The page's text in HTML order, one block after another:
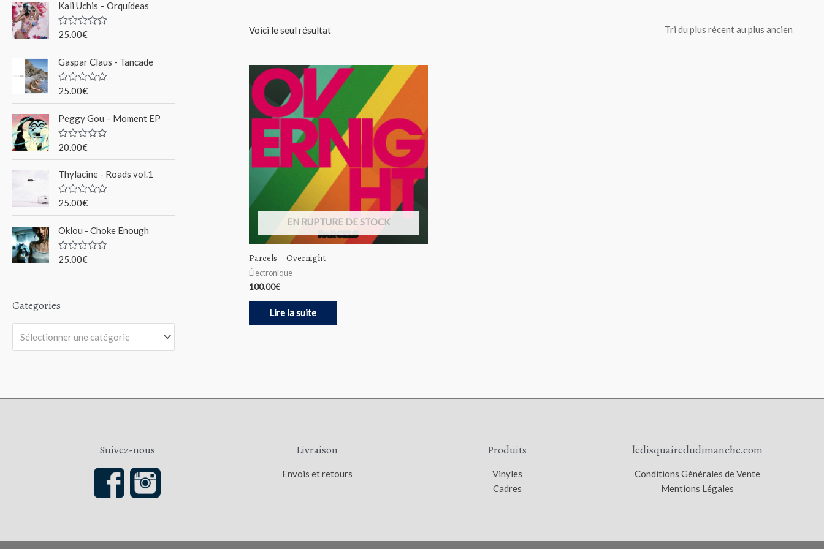
r
c
h
o
u
r
Kali Uchis – Orquídeas
N
e
0
s
u
25.00€
Gaspar Claus - Tancade
N
e
0
s
u
25.00€
Peggy Gou ‎– Moment EP
N
e
0
s
u
20.00€
Thylacine - Roads vol.1
N
e
0
s
u
25.00€
Oklou - Choke Enough
N
s
r
25.00€
Categories
Sélectionner une catégorie
Voici le seul résultat
EN RUPTURE DE STOCK
Parcels – Overnight
Électronique
100.00€
Lire la suite
Suivez-nous Livraison
Envois et retours
Produits
Vinyles
Cadres
ledisquairedudimanche.com
Conditions Générales de Vente
Mentions Légales